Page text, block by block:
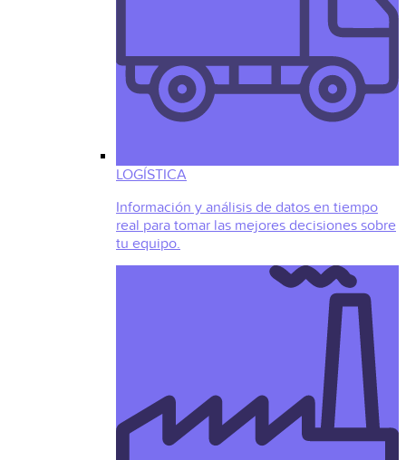
LOGÍSTICA
Información y análisis de datos en tiempo
real para tomar las mejores decisiones sobre
tu equipo.